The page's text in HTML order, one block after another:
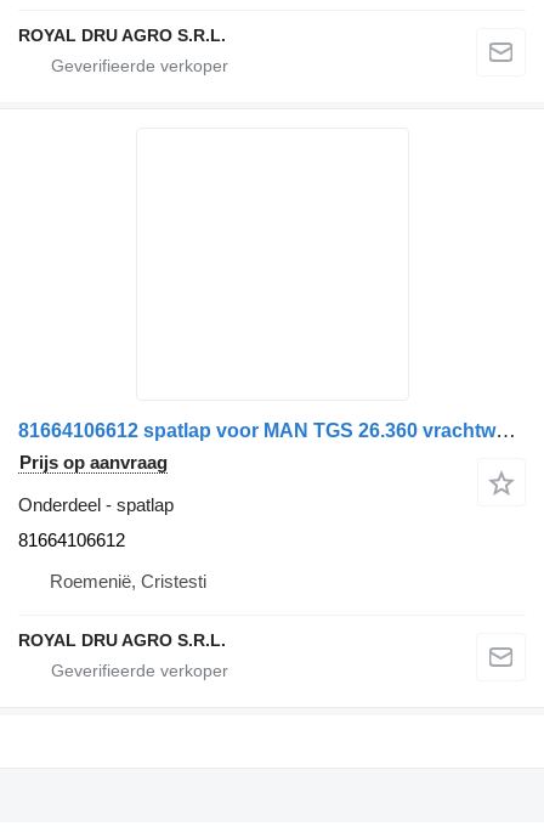
ROYAL DRU AGRO S.R.L.
81664106612 spatlap voor MAN TGS 26.360 vrachtwagen
Prijs op aanvraag
Onderdeel - spatlap
81664106612
Roemenië, Cristesti
ROYAL DRU AGRO S.R.L.